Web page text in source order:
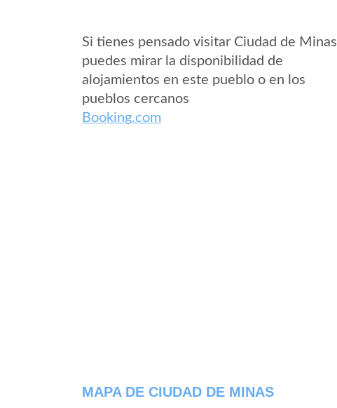
Si tienes pensado visitar Ciudad de Minas
puedes mirar la disponibilidad de
alojamientos en este pueblo o en los
pueblos cercanos
Booking.com
MAPA DE CIUDAD DE MINAS